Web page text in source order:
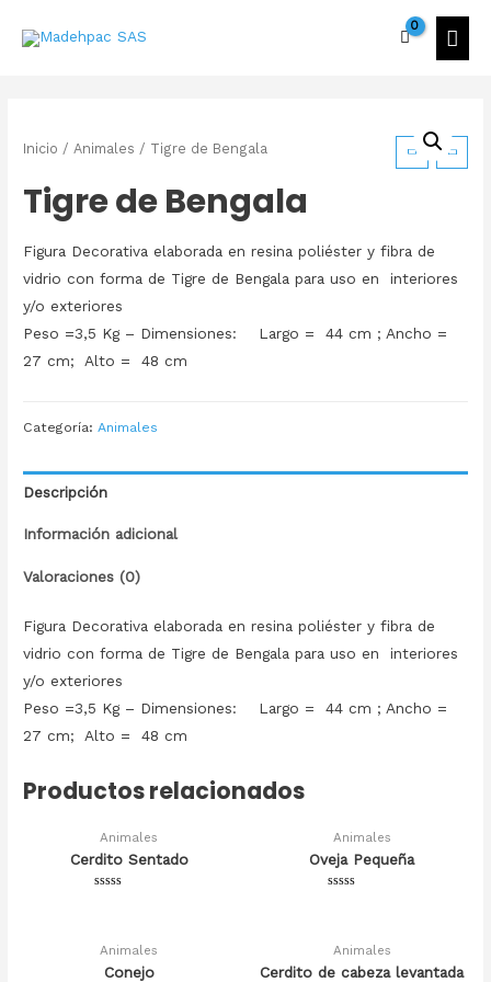
Inicio /Animales / Tigre de Bengala
Tigre de Bengala
Figura Decorativa elaborada en resina poliéster y fibra de
vidrio con forma de Tigre de Bengala para uso en interiores
y/o exteriores
Peso =3,5 Kg – Dimensiones: Largo = 44 cm ; Ancho =
27 cm; Alto = 48 cm
Categoría:Animales
Descripción
Información adicional
Valoraciones (0)
Figura Decorativa elaborada en resina poliéster y fibra de
vidrio con forma de Tigre de Bengala para uso en interiores
y/o exteriores
Peso =3,5 Kg – Dimensiones: Largo = 44 cm ; Ancho =
27 cm; Alto = 48 cm
Productos relacionados
Animales
Cerdito Sentado
Animales
Oveja Pequeña
Animales
Conejo
Animales
Cerdito de cabeza levantada